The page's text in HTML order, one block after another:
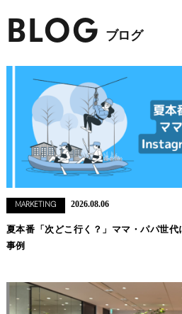
BLOG ブログ
MARKETING 2026.08.06
夏本番「次どこ行く？」ママ・パパ世
事例